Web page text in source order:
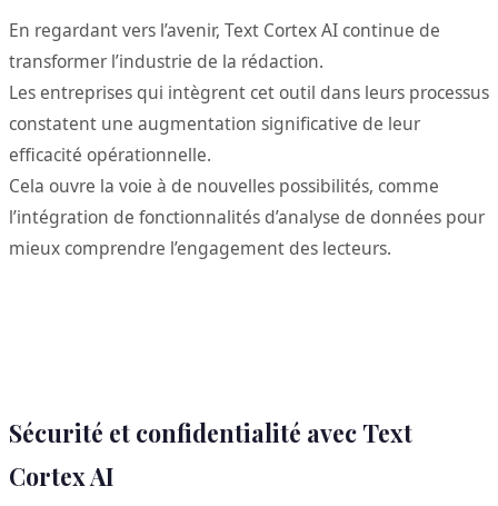
En regardant vers l’avenir, Text Cortex AI continue de
transformer l’industrie de la rédaction.
Les entreprises qui intègrent cet outil dans leurs processus
constatent une augmentation significative de leur
efficacité opérationnelle.
Cela ouvre la voie à de nouvelles possibilités, comme
l’intégration de fonctionnalités d’analyse de données pour
mieux comprendre l’engagement des lecteurs.
Sécurité et confidentialité avec Text
Cortex AI